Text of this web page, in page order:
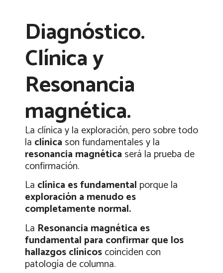
Diagnóstico.
Clínica y
Resonancia
magnética.
La clínica y la exploración, pero sobre todo
la clínica son fundamentales y la
resonancia magnética será la prueba de
confirmación.
La clínica es fundamental porque la
exploración a menudo es
completamente normal.
La Resonancia magnética es
fundamental para confirmar que los
hallazgos clínicoscoinciden con
patología de columna.